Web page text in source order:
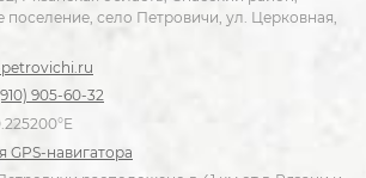
поселение, село Петровичи, ул. Церковная,
905-60-32
GPS-навигатора